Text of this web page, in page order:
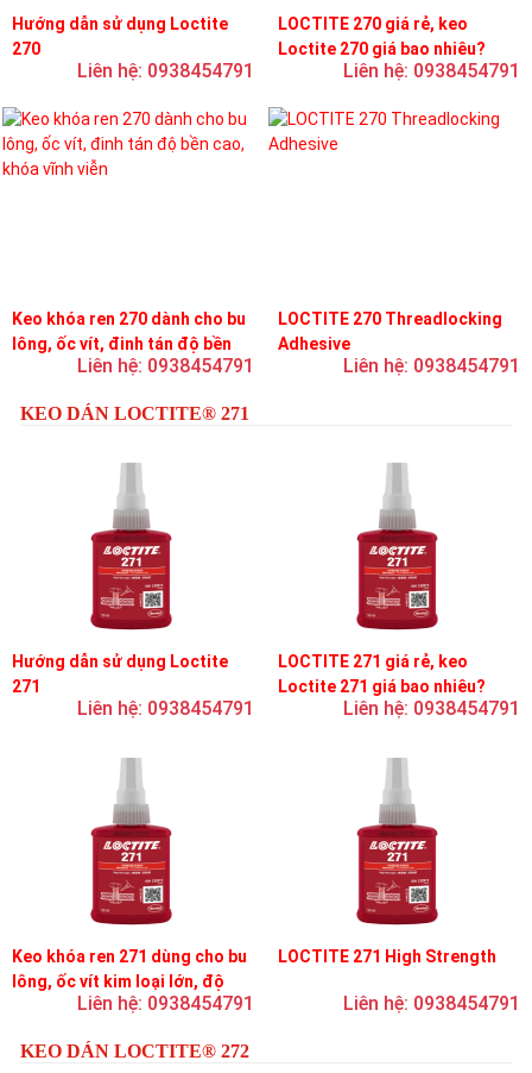
Hướng dẫn sử dụng Loctite
270
Liên hệ: 0938454791
LOCTITE 270 giá rẻ, keo
Loctite 270 giá bao nhiêu?
Liên hệ: 0938454791
Keo khóa ren 270 dành cho bu
lông, ốc vít, đinh tán độ bền
cao, khóa vĩnh viễn
Liên hệ: 0938454791
LOCTITE 270 Threadlocking
Adhesive
Liên hệ: 0938454791
KEO DÁN LOCTITE® 271
Hướng dẫn sử dụng Loctite
271
Liên hệ: 0938454791
LOCTITE 271 giá rẻ, keo
Loctite 271 giá bao nhiêu?
Liên hệ: 0938454791
Keo khóa ren 271 dùng cho bu
lông, ốc vít kim loại lớn, độ
nhớt thấp, độ bền cao
Liên hệ: 0938454791
LOCTITE 271 High Strength
Liên hệ: 0938454791
KEO DÁN LOCTITE® 272